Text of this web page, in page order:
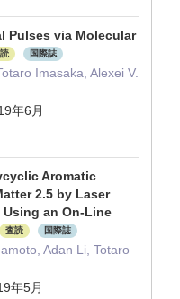
Pulses via Molecular
国際誌
Imasaka, Alexei V.
年6月
Aromatic
2.5 by Laser
an On-Line
査読 国際誌
Adan Li, Totaro
年5月